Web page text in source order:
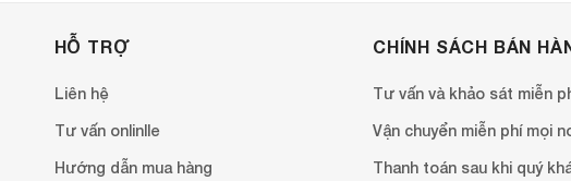
HỖ TRỢ
Liên hệ
Tư vấn onlinlle
Hướng dẫn mua hàng
CHÍNH SÁCH BÁN
Tư vấn và khảo sát miễn
Vận chuyển miễn phí mọi
Thanh toán sau khi quý